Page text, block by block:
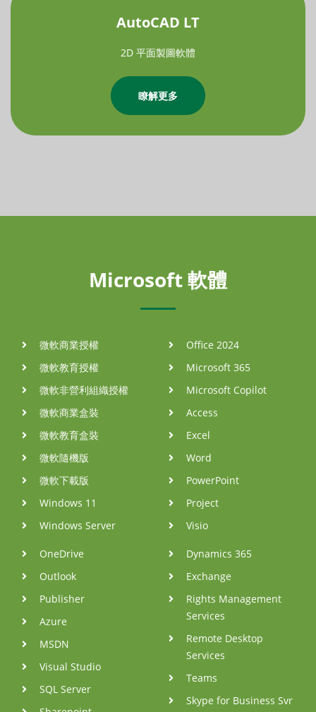
AutoCAD LT
2D 平面製圖軟體
瞭解更多
Microsoft 軟體
微軟商業授權
微軟教育授權
微軟非營利組織授權
微軟商業盒裝
微軟教育盒裝
微軟隨機版
微軟下載版
Windows 11
Windows Server
Office 2024
Microsoft 365
Microsoft Copilot
Access
Excel
Word
PowerPoint
Project
Visio
OneDrive
Outlook
Publisher
Azure
MSDN
Visual Studio
SQL Server
Dynamics 365
Exchange
Rights Management
Services
Remote Desktop
Services
Teams
Skype for Business Svr